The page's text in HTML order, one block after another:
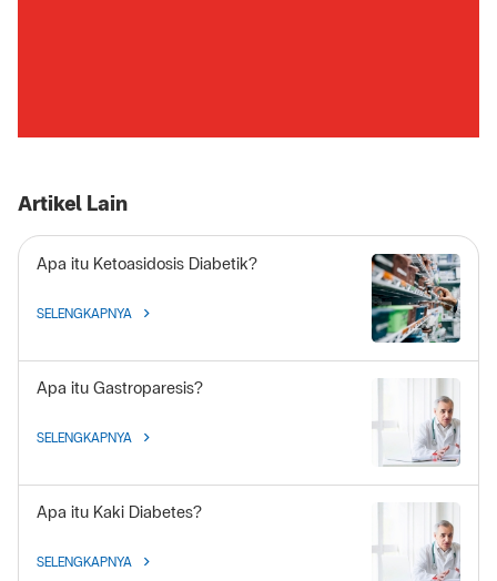
Artikel Lain
Apa itu Ketoasidosis Diabetik?
SELENGKAPNYA
Apa itu Gastroparesis?
SELENGKAPNYA
Apa itu Kaki Diabetes?
SELENGKAPNYA